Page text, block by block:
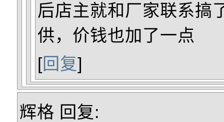
后店主就和厂家联系搞
供，价钱也加了一点
[回复]
辉格 回复: